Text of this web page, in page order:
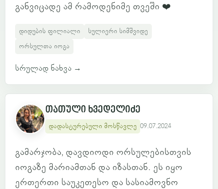
განვიცადე ამ რამოდენიმე თვეში ❤️
დიდუბის ფილიალი
სულიერი სიმშვიდე
ორსულთა იოგა
სრულად ნახვა →
თათული ხვედელიძე
დადასტურებული მოსწავლე 09.07.2024
გამარჯობა, დავდიოდი ორსულებისთვის
იოგაზე მარიამთან და იზასთან. ეს იყო
ერთერთი საუკეთესო და სასიამოვნო